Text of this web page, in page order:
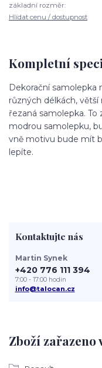
základní rozměr:
Hlídat cenu / dostupnost
Kompletní
Dekorační samolepka
různých délkách, větší
řezaná samolepka.
modrou samolepku,
vně motivu bude mít
lepíte.
Zboží
Kontaktujte nás
Martin Synek
+420 776 111 394
7:00 - 17:00 hodin
info@talocan.cz